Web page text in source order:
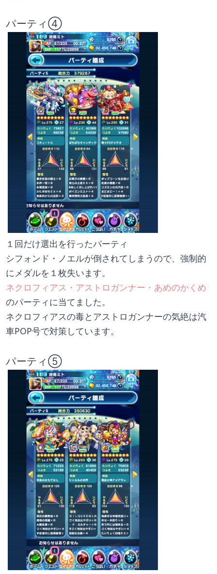
パーティ④
１回だけ選出を行ったパーティ
シフォンド・ノエルが倒されてしまうので、強制的
にメダルを１枚失います。
ネクロフィアス・アストロガンナー・あめのかくめ
のパーティに当てました。
ネクロフィアスの毒とアストロガンナーの気絶は汽
車POP号で対策しています。
パーティ⑤